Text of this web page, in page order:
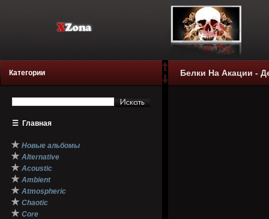
Категории
☰ Главная
★ Новые альбомы
★ Alternative
★ Acoustic
★ Ambient
★ Atmospheric
★ Chaotic
★ Core
Белки На Акации -